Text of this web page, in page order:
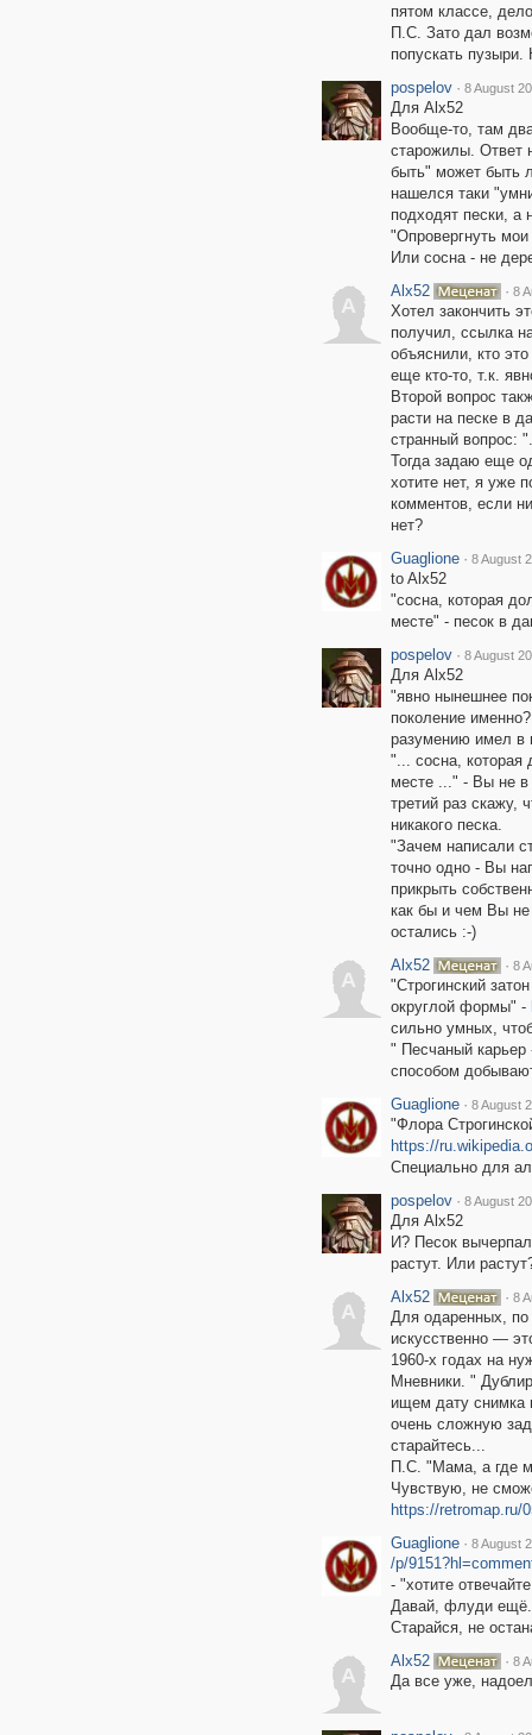
пятом классе,
П.С. Зато дал
попускать пузыри.
pospelov · 8 August
Для Alx52
Вообще-то, там
старожилы. Ответ
быть" может быть
нашелся таки
подходят пески, а
"Опровергнуть
Или сосна - не
A
Alx52 · 8
Хотел закончить
получил, ссылка
объяснили, кто
еще кто-то, т.к.
Второй вопрос
расти на песке в
странный вопрос:
Тогда задаю еще
хотите нет, я уже
комментов, если
нет?
Guaglione · 8 August
to Alx52
"сосна, которая
месте" - песок в
pospelov · 8 August
Для Alx52
"явно нынешнее
поколение
разумению имел в
"... сосна, которая
месте ..." - Вы не в
третий раз скажу,
никакого песка.
"Зачем написали
точно одно - Вы
прикрыть
как бы и чем Вы не
остались :-)
A
Alx52 · 8
"Строгинский
округлой формы" -
сильно умных,
" Песчаный карьер
способом
Guaglione · 8 August
"Флора
https://
Специально для
pospelov · 8 August
Для Alx52
И? Песок
растут. Или
A
Alx52 · 8
Для одаренных, по
искусственно —
1960-х годах на
Мневники. "
ищем дату снимка
очень сложную
старайтесь...
П.С. "Мама, а где
Чувствую, не
https://retromap.ru/
Guaglione · 8 August
/p/
- "хотите
Давай, флуди ещё.
Старайся, не
A
Alx52 · 8
Да все уже,